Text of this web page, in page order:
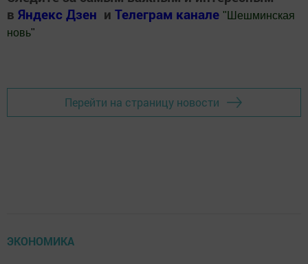
в Яндекс Дзен и Телеграм канале " Шешминская
новь"
Перейти на страницу новости
ЭКОНОМИКА